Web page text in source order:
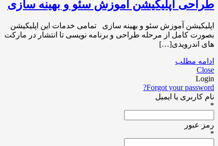
طراحی اپلیکیشن آموزش سئو و بهینه سازی
اپلیکیشن آموزش سئو و بهینه سازی تمامی خدمات این اپلیکیشن
بصورت کامل از مرحله طراحی و برنامه نویسی تا انتشار در مارکت
های اندرویدی[…]
ادامه مطلب
Close
Login
Forgot your password?
نام کاربری یا ایمیل
*
رمز عبور
*